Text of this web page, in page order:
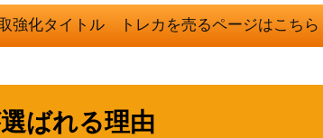
/箔押し）【OP07-001】
（Anime 25th collection）
（強大な敵）
114】
取強化タイトル トレカを売るページはこちら
ばれる理由